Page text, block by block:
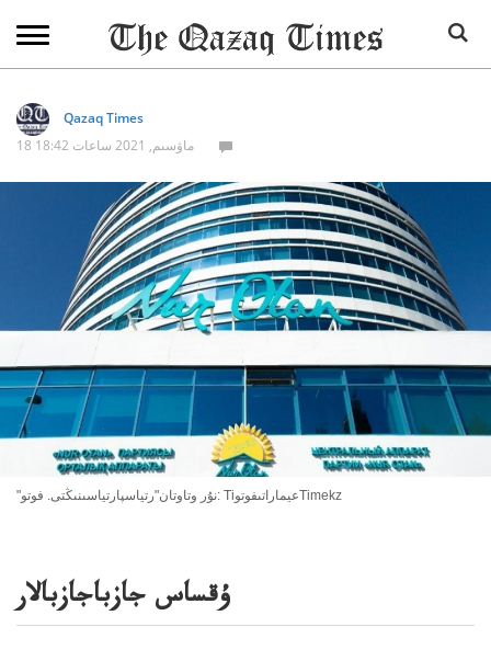
Qazaq Times
18 ماۋسىم, 2021 ساعات 18:42
"نۇر وتاوتان"رتياسپارتياسىنىڭتى. فوتو: TiعيماراتىفوتوTimekz
ۇقساس جازباجازبالار